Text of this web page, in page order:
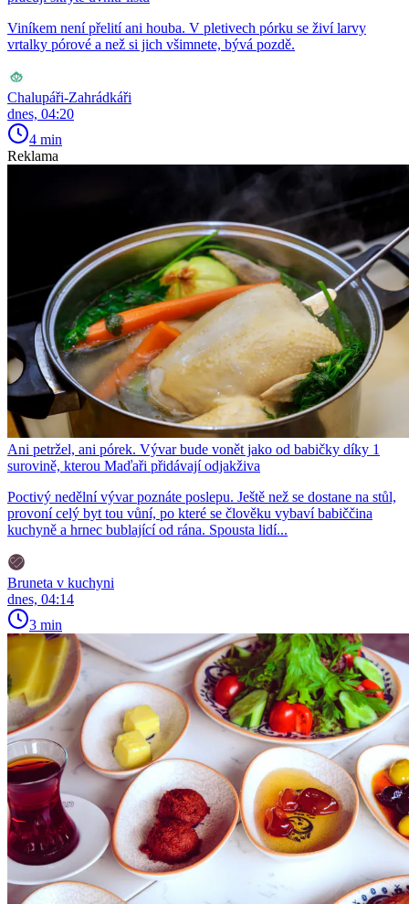
Viníkem není přelití ani houba. V pletivech pórku se živí larvy
vrtalky pórové a než si jich všimnete, bývá pozdě.
Chalupáři-Zahrádkáři
dnes, 04:20
4 min
Reklama
Ani petržel, ani pórek. Vývar bude vonět jako od babičky díky 1
surovině, kterou Maďaři přidávají odjakživa
Poctivý nedělní vývar poznáte poslepu. Ještě než se dostane na stůl,
provoní celý byt tou vůní, po které se člověku vybaví babiččina
kuchyně a hrnec bublající od rána. Spousta lidí...
Bruneta v kuchyni
dnes, 04:14
3 min